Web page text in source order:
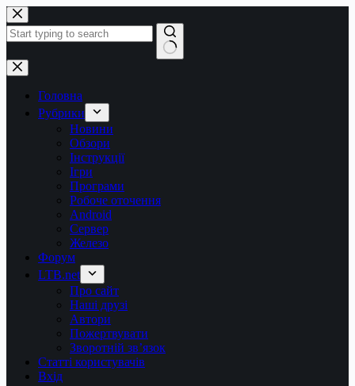
Перейти
до
вмісту
Немає
результатів
Головна
Рубрики
Новини
Обзори
Інструкції
Ігри
Програми
Робоче оточення
Android
Сервер
Железо
Форум
LTB.net
Про сайт
Наші друзі
Автори
Пожертвувати
Зворотній зв’язок
Статті користувачів
Вхід